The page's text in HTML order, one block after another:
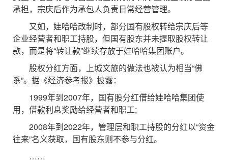
承担，宗庆后作为承包人负责日常经营管理。
又如，娃哈哈改制时，部分国有股权转给宗庆后等
企业经营者和职工持股，但国有股东并未提取股权转让
款，而是将“转让款”继续存放于娃哈哈集团账户。
股权分红方面，上城文旅的做法也被认为相当“佛
系”。据《经济参考报》披露：
1999年到2007年，国有股分红借给娃哈哈集团使
用，借款利息奖励给经营者和职工;
2008年到2022年，管理层和职工持股的分红以“资金
往来”名义获取，国有股东则不参与分红。
……